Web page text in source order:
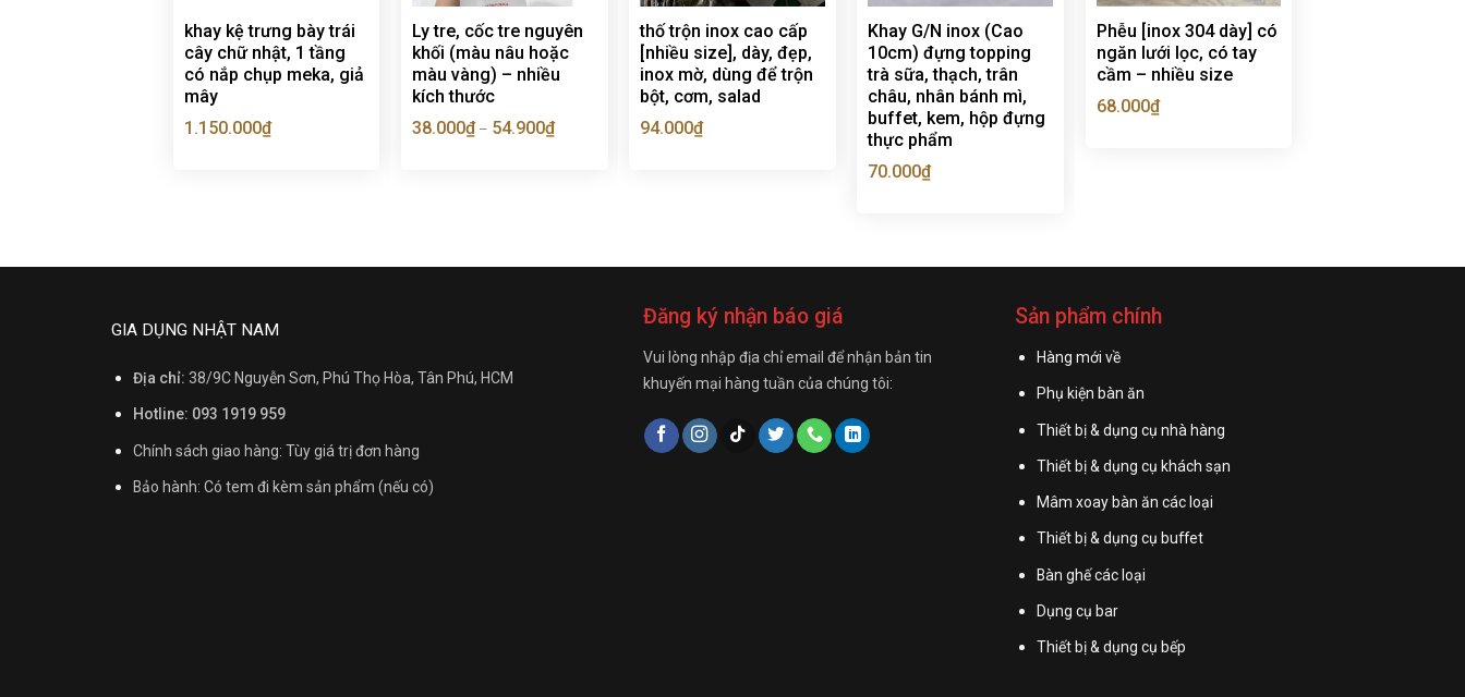
khay kệ trưng bày trái
cây chữ nhật, 1 tầng
có nắp chụp meka, giả
mây
1.150.000₫
Ly tre, cốc tre nguyên
khối (màu nâu hoặc
màu vàng) – nhiều
kích thước
38.000₫– 54.900₫
thố trộn inox cao cấp
[nhiều size], dày, đẹp,
inox mờ, dùng để trộn
bột, cơm, salad
94.000₫
Khay G/N inox (Cao
10cm) đựng topping
trà sữa, thạch, trân
châu, nhân bánh mì,
buffet, kem, hộp đựng
thực phẩm
70.000₫
Phễu [inox 304 dày] có
ngăn lưới lọc, có tay
cầm – nhiều size
68.000₫
GIA DỤNG NHẬT NAM
Địa chỉ: 38/9C Nguyễn Sơn, Phú Thọ Hòa, Tân Phú, HCM
Hotline: 093 1919 959
Chính sách giao hàng: Tùy giá trị đơn hàng
Bảo hành: Có tem đi kèm sản phẩm (nếu có)
Đăng ký nhận báo giá
Vui lòng nhập địa chỉ email để nhận bản tin
khuyến mại hàng tuần của chúng tôi:
Sản phẩm chính
Hàng mới về
Phụ kiện bàn ăn
Thiết bị & dụng cụ nhà hàng
Thiết bị & dụng cụ khách sạn
Mâm xoay bàn ăn các loại
Thiết bị & dụng cụ buffet
Bàn ghế các loại
Dụng cụ bar
Thiết bị & dụng cụ bếp